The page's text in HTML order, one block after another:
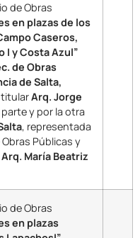
de Obras
en plazas de los
Caseros,
I y Costa Azul”
de Obras
de Salta,
Arq. Jorge
y por la otra
, representada
Públicas y
Arq. María Beatriz
de Obras
en plazas